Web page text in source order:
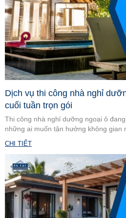
Dịch vụ thi công nhà nghỉ
cuối tuần trọn gói
Thi công nhà nghỉ dưỡng ngoại ô
những ai muốn tận hưởng không gian
gói giúp tối ưu chi phí, thiết kế tiện
dựng.
CHI TIẾT